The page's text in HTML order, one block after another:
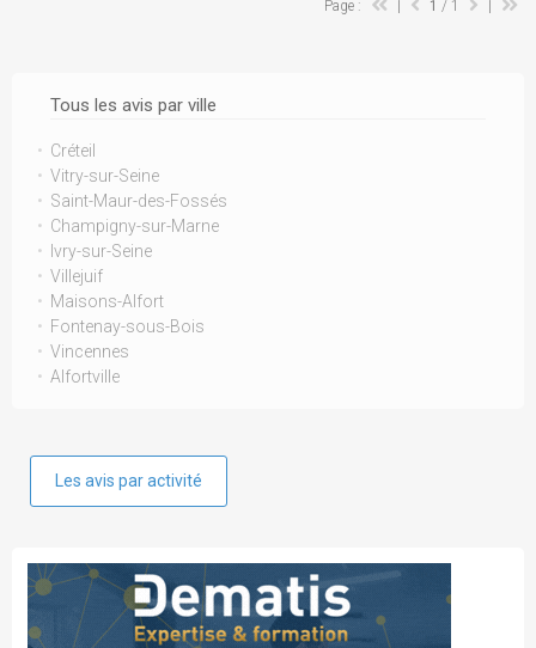
Tous les avis par ville
Créteil
Vitry-sur-Seine
Saint-Maur-des-Fossés
Champigny-sur-Marne
Ivry-sur-Seine
Villejuif
Maisons-Alfort
Fontenay-sous-Bois
Vincennes
Alfortville
Les avis par activité
Page : 1 / 1